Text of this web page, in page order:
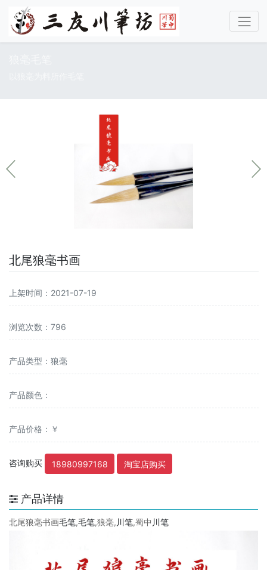
北尾狼毫书画
上架时间：2021-07-19
浏览次数：796
产品类型：狼毫
产品颜色：
产品价格：￥
咨询购买 18980997168 淘宝店购买
产品详情
北尾狼毫书画毛笔,毛笔,狼毫, 川笔,蜀中 川笔